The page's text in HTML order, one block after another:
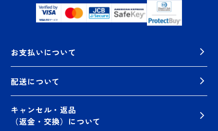
お支払いについて
配送について
キャンセル・返品
（返金・交換）について